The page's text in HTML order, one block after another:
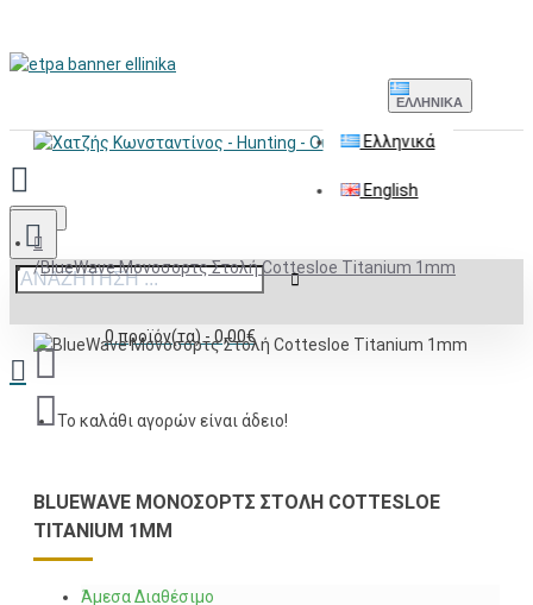
ΕΛΛΗΝΙΚΆ
Ελληνικά
English
Menu
0 προϊόν(τα) - 0,00€
Το καλάθι αγορών είναι άδειο!
BlueWave Μονοσορτς Στολή Cottesloe Titanium 1mm
BLUEWAVE ΜΟΝΟΣΟΡΤΣ ΣΤΟΛΉ COTTESLOE
TITANIUM 1MM
Άμεσα Διαθέσιμο